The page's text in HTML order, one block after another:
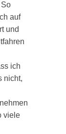
auf
und
ich
nicht,
viele